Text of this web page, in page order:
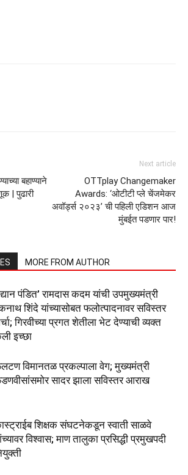
बहाण्याने
| पुढारी
Next article
OTTplay Changemaker
Awards: ‘ओटीटी प्ले चेंजमेकर
अवॉर्ड्स २०२३’ ची पहिली एडिशन आज
मुंबईत पडणार पार!
MORE FROM AUTHOR
पंडित’ रामदास कदम यांची उपमुख्यमंत्री
शिंदे यांच्यासोबत फलोत्पादनावर सविस्तर
गिरवीच्या प्रगत शेतीला भेट देण्याची व्यक्त
इच्छा
विमानतळ प्रकल्पाला वेग; मुख्यमंत्री
सादर झाला सविस्तर आराख
शिक्षक संघटनेकडून स्वाती साळवे
विश्वास; माण तालुका प्रसिद्धी प्रमुखपदी